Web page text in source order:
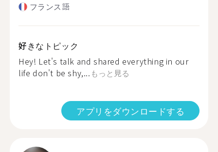
フランス語
好きなトピック
Hey! Let's talk and shared everything in our
life don't be shy,... もっと見る
アプリをダウンロードする